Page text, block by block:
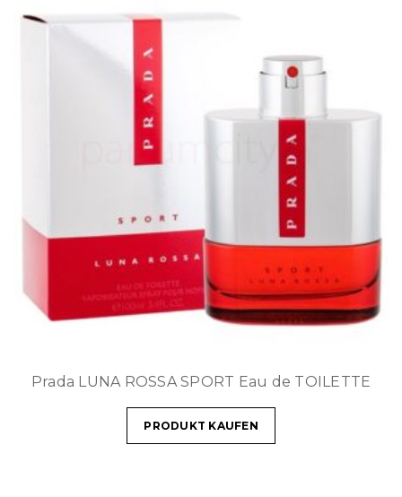
Prada LUNA ROSSA SPORT Eau de TOILETTE
PRODUKT KAUFEN